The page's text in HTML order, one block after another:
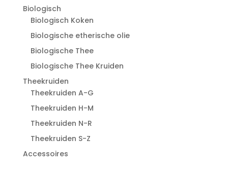
Biologisch
Biologisch Koken
Biologische etherische olie
Biologische Thee
Biologische Thee Kruiden
Theekruiden
Theekruiden A-G
Theekruiden H-M
Theekruiden N-R
Theekruiden S-Z
Accessoires